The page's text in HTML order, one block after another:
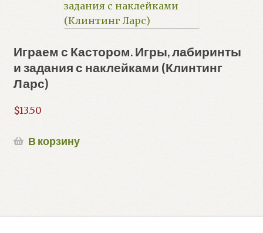
Играем с Кастором. Игры, лабиринты
и задания с наклейками (Клинтинг
Ларс)
$13.50
В корзину